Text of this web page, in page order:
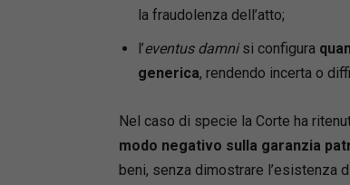
la fraudolenza dell’atto;
l’eventus damnisi configura
generica, rendendo incerta o
Nel caso di specie la Corte ha
modo negativo sulla garanzia
beni, senza dimostrare l’esistenza